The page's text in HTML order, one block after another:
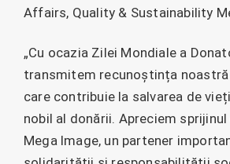
Affairs, Quality & Sustainability
„Cu ocazia Zilei Mondiale a
transmitem recunoștința
care contribuie la salvarea de
nobil al donării. Apreciem
Mega Image, un partener